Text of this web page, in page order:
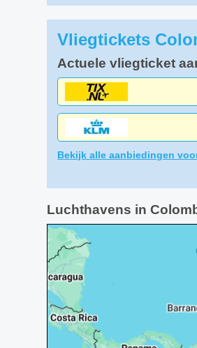
Vliegtickets
Actuele vliegticket
Bekijk alle aanbiedingen
Luchthavens in